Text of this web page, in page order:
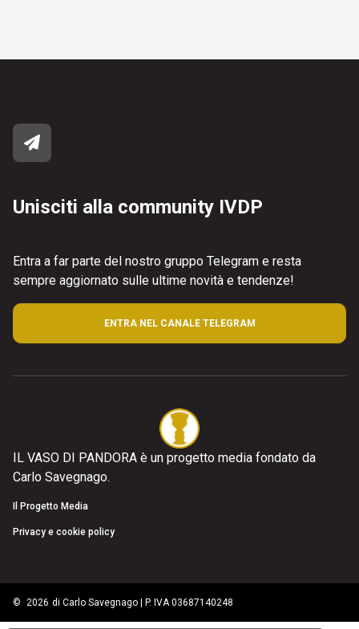
Unisciti alla community IVDP
Entra a far parte del nostro gruppo Telegram e resta
sempre aggiornato sulle ultime novità e tendenze!
ENTRA NEL CANALE TELEGRAM
IL VASO DI PANDORA è un progetto media fondato da
Carlo Savegnago.
Il Progetto Media
Privacy e cookie policy
© 2026 di Carlo Savegnago | P. IVA 03687140248